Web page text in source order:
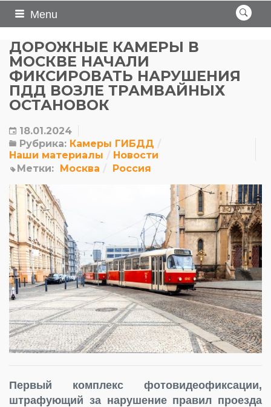
Menu
ДОРОЖНЫЕ КАМЕРЫ В
МОСКВЕ НАЧАЛИ
ФИКСИРОВАТЬ НАРУШЕНИЯ
ПДД ВОЗЛЕ ТРАМВАЙНЫХ
ОСТАНОВОК
18.01.2024
Рубрика: Камеры ГИБДД
Наши материалы
Новости
Метки: Москва Россия
Первый комплекс фотовидеофиксации,
штрафующий за нарушение правил проезда